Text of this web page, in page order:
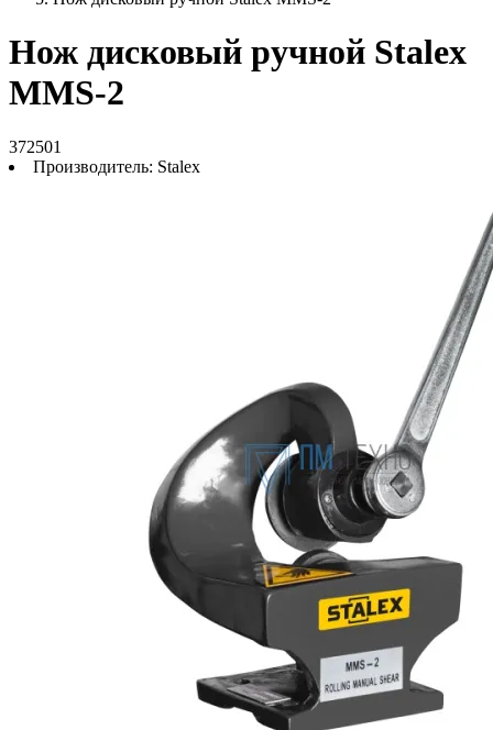
Нож дисковый ручной Stalex
MMS-2
372501
Производитель: Stalex